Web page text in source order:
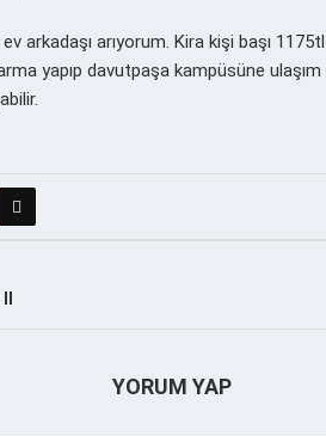
arkadaşı arıyorum. Kira kişi başı
yapıp davutpaşa kampüsüne ulaşım
YORUM YAP